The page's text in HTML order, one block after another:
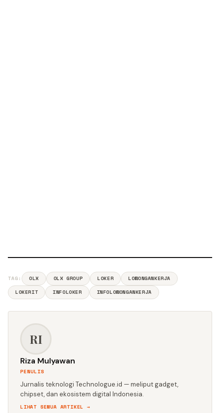
TAG: OLX OLX GROUP LOKER
LOWONGANKERJA
LOKERIT
INFOLOKER INFOLOWONGANKERJA
RI
Riza Mulyawan
PENULIS
Jurnalis teknologi Technologue.id — meliput gadget,
chipset, dan ekosistem digital Indonesia.
LIHAT SEMUA ARTIKEL →